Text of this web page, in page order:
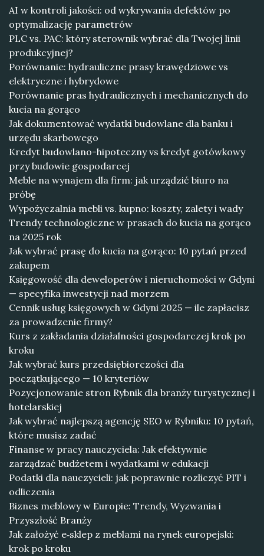
AI w kontroli jakości: od wykrywania defektów po
optymalizację parametrów
PLC vs. PAC: który sterownik wybrać dla Twojej linii
produkcyjnej?
Porównanie: hydrauliczne prasy krawędziowe vs
elektryczne i hybrydowe
Porównanie pras hydraulicznych i mechanicznych do
kucia na gorąco
Jak dokumentować wydatki budowlane dla banku i
urzędu skarbowego
Kredyt budowlano-hipoteczny vs kredyt gotówkowy
przy budowie gospodarcej
Meble na wynajem dla firm: jak urządzić biuro na
próbę
Wypożyczalnia mebli vs. kupno: koszty, zalety i wady
Trendy technologiczne w prasach do kucia na gorąco
na 2025 rok
Jak wybrać prasę do kucia na gorąco: 10 pytań przed
zakupem
Księgowość dla deweloperów i nieruchomości w Gdyni
— specyfika inwestycji nad morzem
Cennik usług księgowych w Gdyni 2025 — ile zapłacisz
za prowadzenie firmy?
Kurs z zakładania działalności gospodarczej krok po
kroku
Jak wybrać kurs przedsiębiorczości dla
początkującego — 10 kryteriów
Pozycjonowanie stron Rybnik dla branży turystycznej i
hotelarskiej
Jak wybrać najlepszą agencję SEO w Rybniku: 10 pytań,
które musisz zadać
Finanse w pracy nauczyciela: Jak efektywnie
zarządzać budżetem i wydatkami w edukacji
Podatki dla nauczycieli: jak poprawnie rozliczyć PIT i
odliczenia
Biznes meblowy w Europie: Trendy, Wyzwania i
Przyszłość Branży
Jak założyć e‑sklep z meblami na rynek europejski:
krok po kroku